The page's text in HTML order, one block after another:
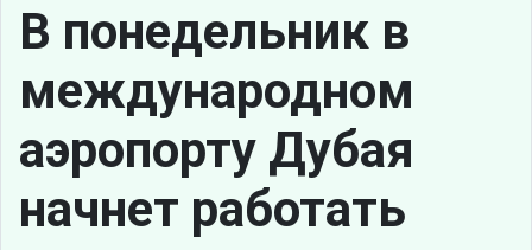
В понедельник в
международном
аэропорту Дубая
начнет работать